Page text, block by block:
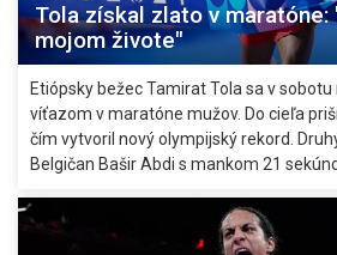
Tola získal zlato v
mojom živote"
Etiópsky bežec Tamirat Tola sa v sobotu
víťazom v maratóne mužov. Do cieľa
čím vytvoril nový olympijský rekord.
Belgičan Bašir Abdi s mankom 21
víťaza vystriedal dvojnásobného obhajcu
Eliuda Kipchogeho, ktorý preteky